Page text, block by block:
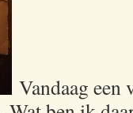
Vandaag een